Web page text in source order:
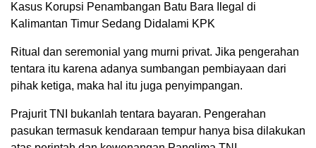
Kasus Korupsi Penambangan Batu Bara Ilegal di
Kalimantan Timur Sedang Didalami KPK
Ritual dan seremonial yang murni privat. Jika pengerahan
tentara itu karena adanya sumbangan pembiayaan dari
pihak ketiga, maka hal itu juga penyimpangan.
Prajurit TNI bukanlah tentara bayaran. Pengerahan
pasukan termasuk kendaraan tempur hanya bisa dilakukan